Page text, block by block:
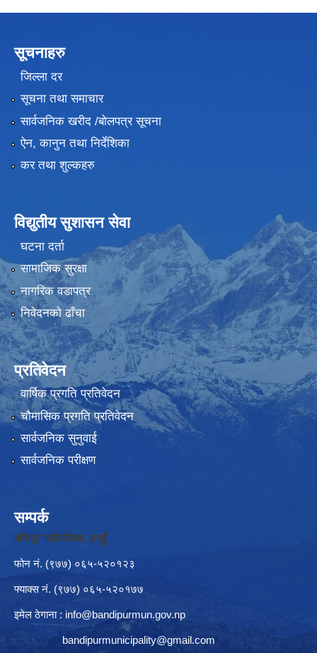
सूचनाहरु
जिल्ला दर
सूचना तथा समाचार
सार्वजनिक खरीद /बोलपत्र सूचना
ऐन, कानुन तथा निर्देशिका
कर तथा शुल्कहरु
विद्युतीय सुशासन सेवा
घटना दर्ता
सामाजिक सुरक्षा
नागरिक वडापत्र
निवेदनको ढाँचा
प्रतिवेदन
वार्षिक प्रगति प्रतिवेदन
चौमासिक प्रगति प्रतिवेदन
सार्वजनिक सुनुवाई
सार्वजनिक परीक्षण
सम्पर्क
बन्दिपुर गाउँपालिका, तनहुँ
फोन नं‍. (९७७) ०६५-५२०१२३
फ्याक्स नं. (९७७) ०६५-५२०१७७
इमेल ठेगाना : info@bandipurmun.gov.np
bandipurmunicipality@gmail.com